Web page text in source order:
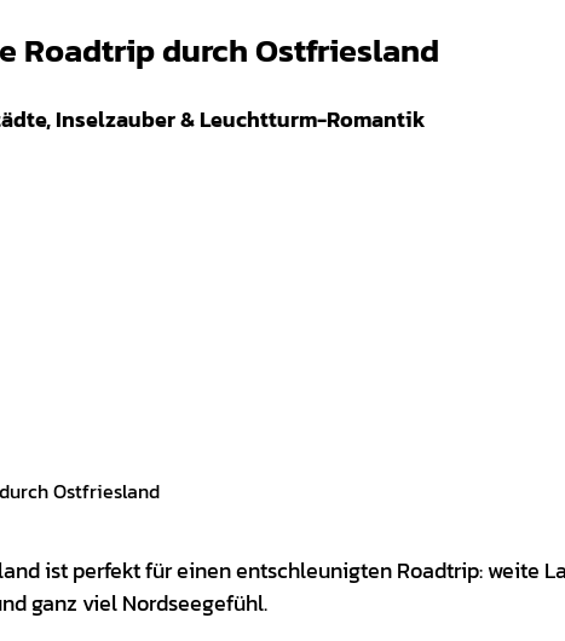
Roadtrip durch Ostfriesland
Inselzauber & Leuchtturm-Romantik
Ostfriesland
ist perfekt für einen entschleunigten Roadtrip: weite
ganz viel Nordseegefühl.